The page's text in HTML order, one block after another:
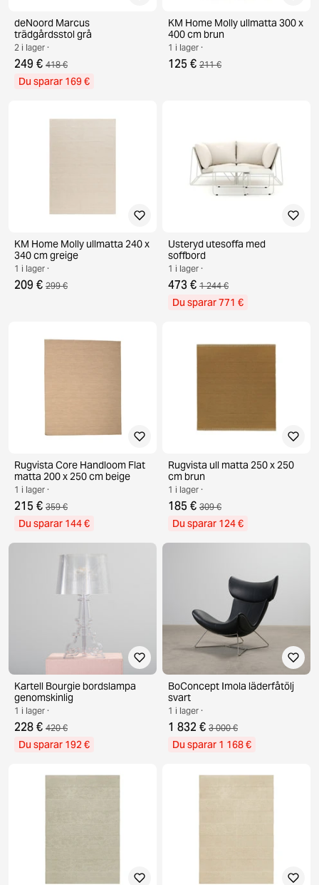
deNoord Marcus
trädgårdsstol grå
2 i lager ·
249 € 418 €
Du sparar 169 €
KM Home Molly ullmatta 300 x
400 cm brun
1 i lager ·
125 € 211 €
KM Home Molly ullmatta 240 x
340 cm greige
1 i lager ·
209 € 299 €
Usteryd utesoffa med
soffbord
1 i lager ·
473 € 1 244 €
Du sparar 771 €
Rugvista Core Handloom Flat
matta 200 x 250 cm beige
1 i lager ·
215 € 359 €
Du sparar 144 €
Rugvista ull matta 250 x 250
cm brun
1 i lager ·
185 € 309 €
Du sparar 124 €
Kartell Bourgie bordslampa
genomskinlig
1 i lager ·
228 € 420 €
Du sparar 192 €
BoConcept Imola läderfåtölj
svart
1 i lager ·
1 832 € 3 000 €
Du sparar 1 168 €